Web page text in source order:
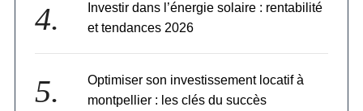
Investir dans l’énergie solaire : rentabilité
et tendances 2026
Optimiser son investissement locatif à
montpellier : les clés du succès